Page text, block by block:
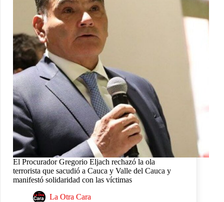
El Procurador Gregorio Eljach rechazó la ola
terrorista que sacudió a Cauca y Valle del Cauca y
manifestó solidaridad con las víctimas
La Otra Cara